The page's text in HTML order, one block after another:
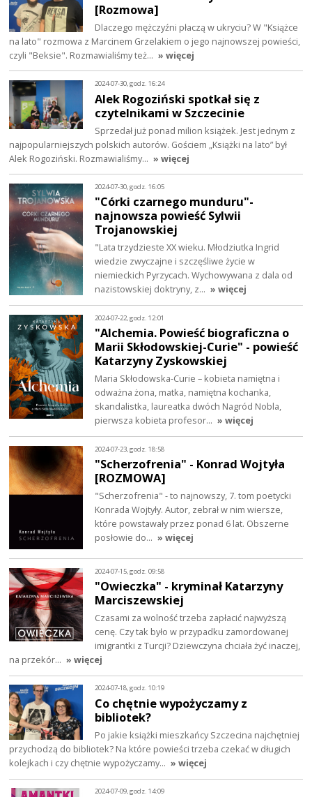
[Rozmowa]
Dlaczego mężczyźni płaczą w ukryciu? W "Książce
na lato" rozmowa z Marcinem Grzelakiem o jego najnowszej powieści,
czyli "Beksie". Rozmawialiśmy też… » więcej
2024-07-30, godz. 16:24
Alek Rogoziński spotkał się z
czytelnikami w Szczecinie
Sprzedał już ponad milion książek. Jest jednym z
najpopularniejszych polskich autorów. Gościem „Książki na lato” był
Alek Rogoziński. Rozmawialiśmy… » więcej
2024-07-30, godz. 16:05
"Córki czarnego munduru"-
najnowsza powieść Sylwii
Trojanowskiej
"Lata trzydzieste XX wieku. Młodziutka Ingrid
wiedzie zwyczajne i szczęśliwe życie w
niemieckich Pyrzycach. Wychowywana z dala od
nazistowskiej doktryny, z… » więcej
2024-07-22, godz. 12:01
"Alchemia. Powieść biograficzna o
Marii Skłodowskiej-Curie" - powieść
Katarzyny Zyskowskiej
Maria Skłodowska-Curie – kobieta namiętna i
odważna żona, matka, namiętna kochanka,
skandalistka, laureatka dwóch Nagród Nobla,
pierwsza kobieta profesor… » więcej
2024-07-23, godz. 18:58
"Scherzofrenia" - Konrad Wojtyła
[ROZMOWA]
"Scherzofrenia" - to najnowszy, 7. tom poetycki
Konrada Wojtyły. Autor, zebrał w nim wiersze,
które powstawały przez ponad 6 lat. Obszerne
posłowie do… » więcej
2024-07-15, godz. 09:58
"Owieczka" - kryminał Katarzyny
Marciszewskiej
Czasami za wolność trzeba zapłacić najwyższą
cenę. Czy tak było w przypadku zamordowanej
imigrantki z Turcji? Dziewczyna chciała żyć inaczej,
na przekór… » więcej
2024-07-18, godz. 10:19
Co chętnie wypożyczamy z
bibliotek?
Po jakie książki mieszkańcy Szczecina najchętniej
przychodzą do bibliotek? Na które powieści trzeba czekać w długich
kolejkach i czy chętnie wypożyczamy… » więcej
2024-07-09, godz. 14:09